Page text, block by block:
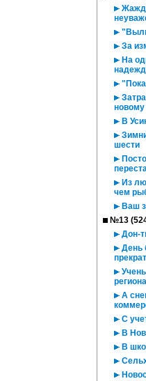
За
На
новому
В
шести
Из
чем
Ваш
№13
Дон-
День
А
С
В
В